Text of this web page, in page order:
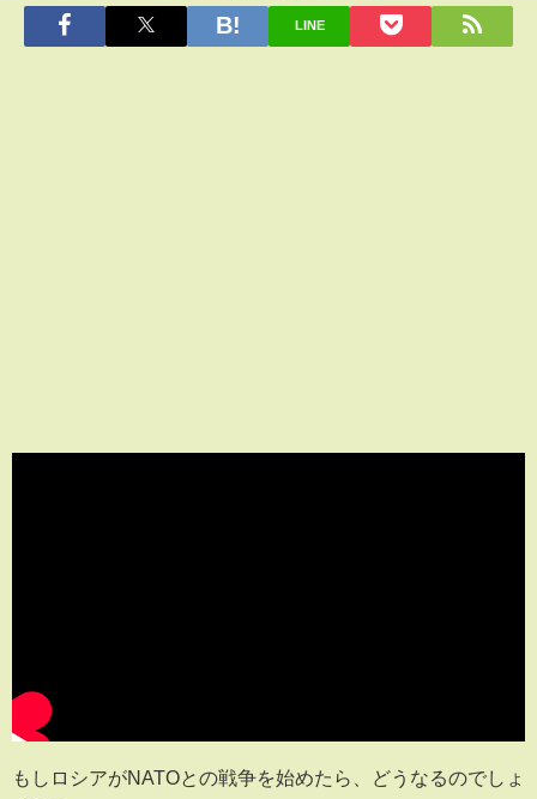
LINE
もしロシアがNATOとの戦争を始めたら、どうなるのでしょ